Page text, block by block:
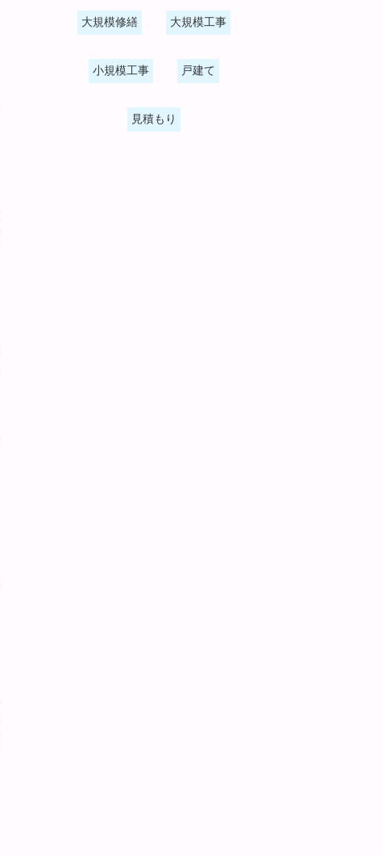
大規模修繕 大規模工事
小規模工事 戸建て
見積もり